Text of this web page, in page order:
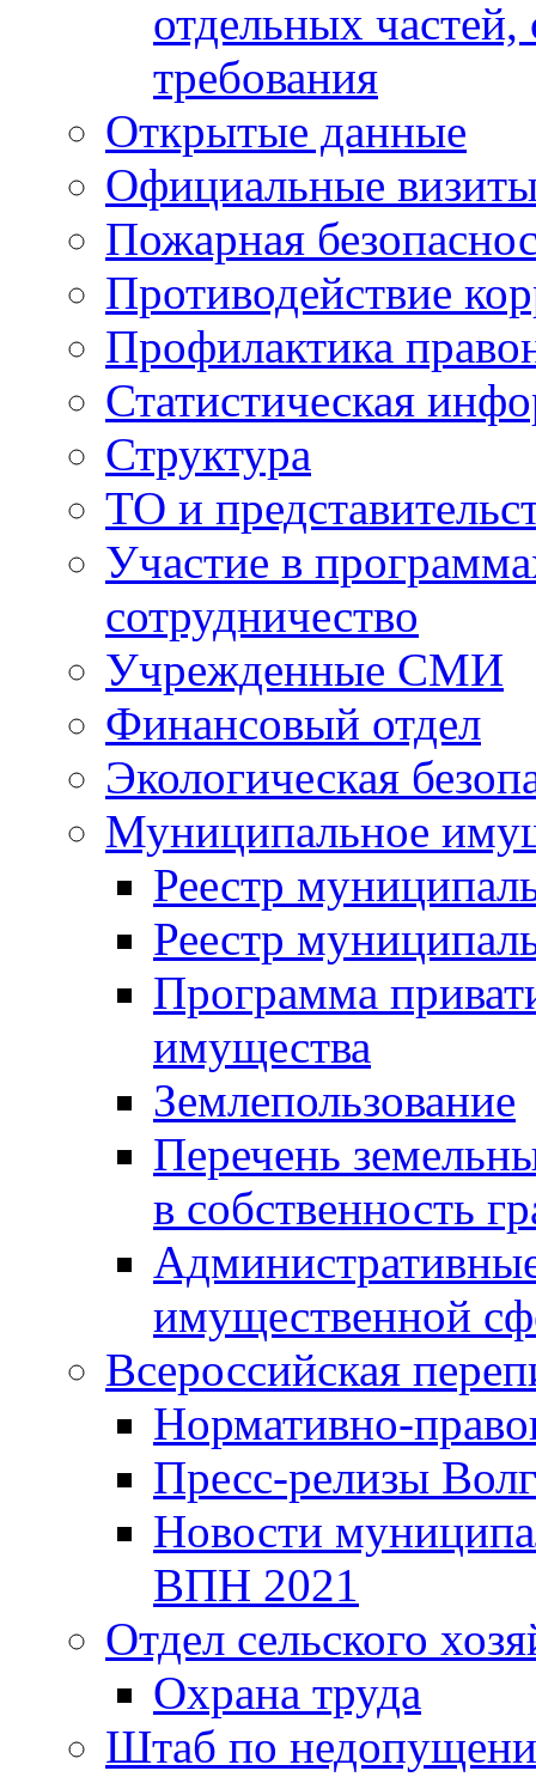
отдельных
требования
Открытые данные
Официальные
Пожарная
Противодействие
Профилактика
Статистическая
Структура
ТО и
Участие в
сотрудничество
Учрежденные СМИ
Финансовый отдел
Экологическая
Муниципальное
Реестр
Реестр
Программа
имущества
Землепользование
Перечень
в собственность
имущественной
Всероссийская
Нормативно-
Пресс-релизы
Новости
ВПН 2021
Отдел сельского
Охрана труда
Штаб по